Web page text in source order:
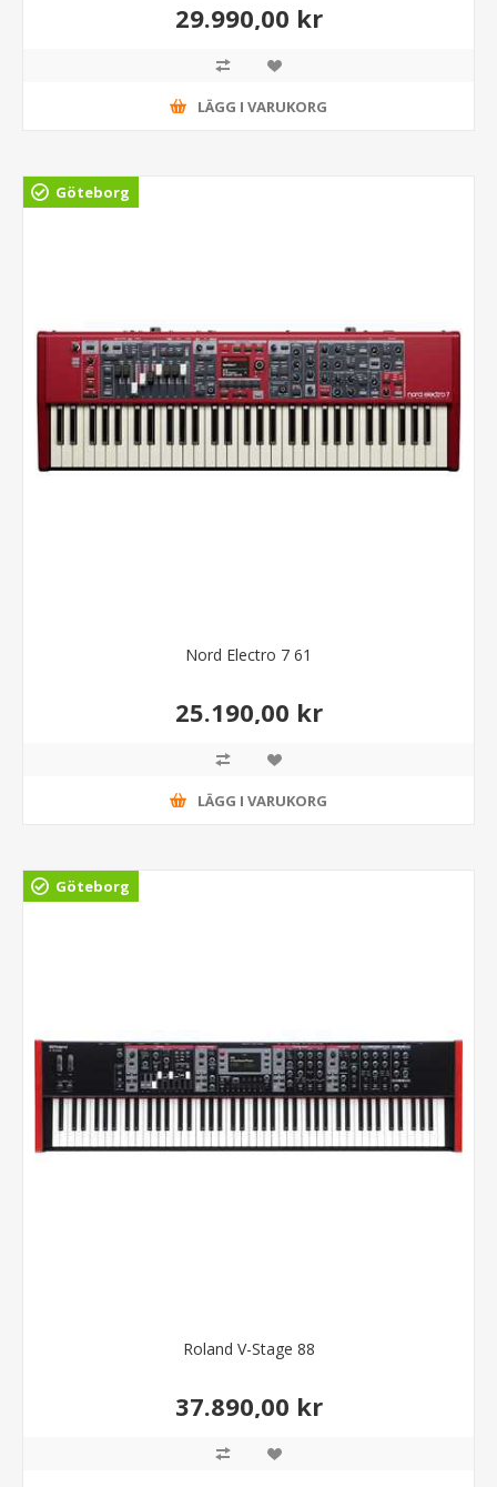
29.990,00 kr
LÄGG I VARUKORG
Göteborg
Nord Electro 7 61
25.190,00 kr
LÄGG I VARUKORG
Göteborg
Roland V-Stage 88
37.890,00 kr